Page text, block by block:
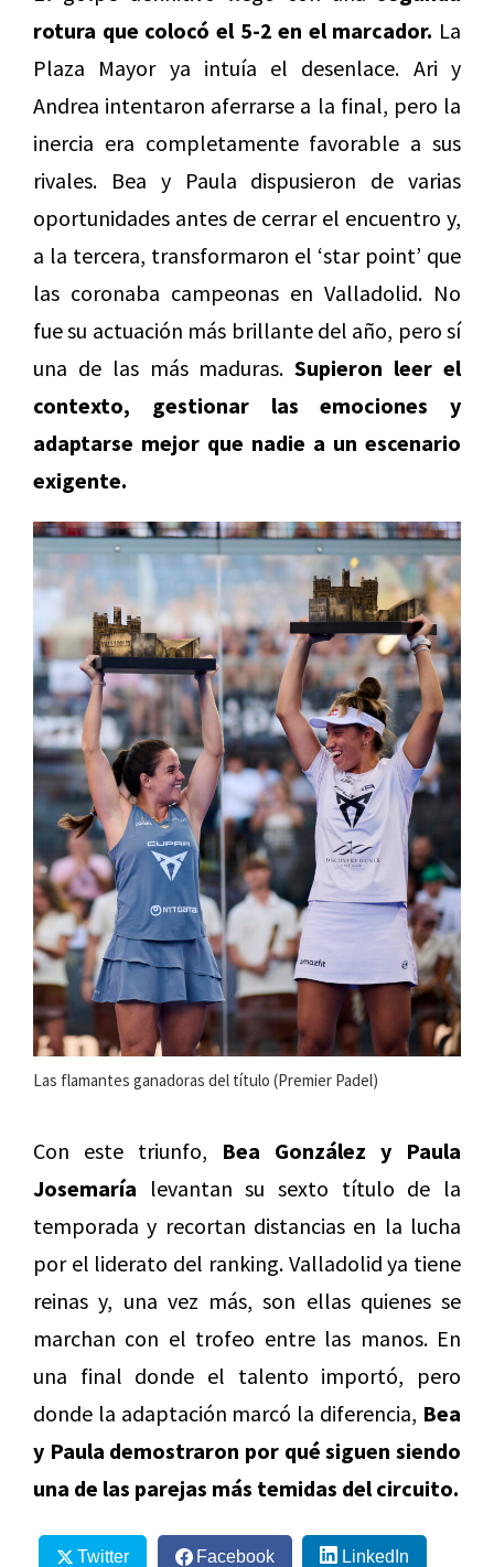
rotura que colocó el 5-2 en el marcador. La
Plaza Mayor ya intuía el desenlace. Ari y
Andrea intentaron aferrarse a la final, pero la
inercia era completamente favorable a sus
rivales. Bea y Paula dispusieron de varias
oportunidades antes de cerrar el encuentro y,
a la tercera, transformaron el ‘star point’ que
las coronaba campeonas en Valladolid. No
fue su actuación más brillante del año, pero sí
una de las más maduras.Supieron leer el
contexto, gestionar las emociones y
adaptarse mejor que nadie a un escenario
exigente.
Las flamantes ganadoras del título (Premier Padel)
Con este triunfo, Bea González y Paula
Josemaría levantan su sexto título de la
temporada y recortan distancias en la lucha
por el liderato del ranking. Valladolid ya tiene
reinas y, una vez más, son ellas quienes se
marchan con el trofeo entre las manos. En
una final donde el talento importó, pero
donde la adaptación marcó la diferencia, Bea
y Paula demostraron por qué siguen siendo
una de las parejas más temidas del circuito.
Twitter Facebook LinkedIn